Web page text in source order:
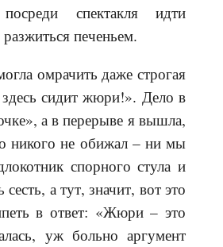
спектакля идти
печеньем.
омрачить даже строгая
сидит жюри!». Дело в
а в перерыве я вышла,
никого не обижал – ни мы
спорного стула и
а тут, значит, вот это
в ответ: «Жюри – это
уж больно аргумент